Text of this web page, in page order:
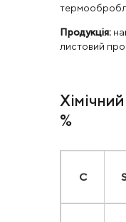
Продукція:
листовий
%
С